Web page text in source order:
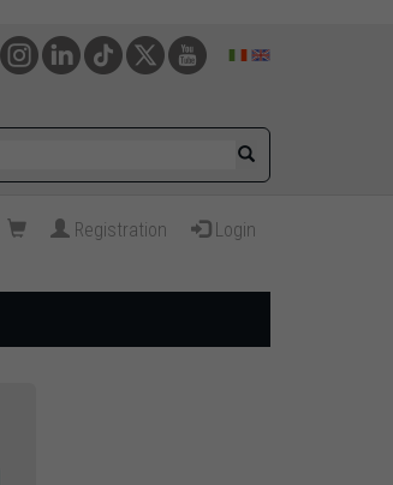
Registration Login